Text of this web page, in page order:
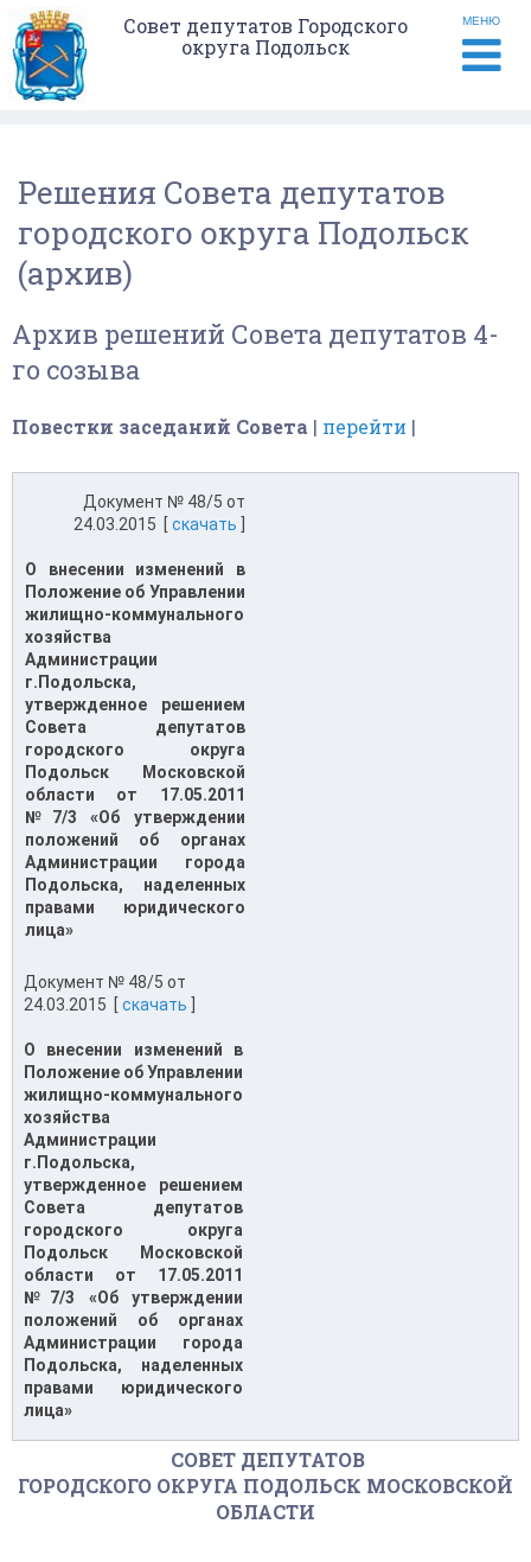
Совет депутатов Городского
округа Подольск
МЕНЮ
Решения Совета депутатов
городского округа Подольск
(архив)
Архив решений Совета депутатов 4-
го созыва
Повестки заседаний Совета | перейти |
Документ № 48/5 от
24.03.2015 [ скачать
О внесении изменений в
Положение об Управлении
жилищно-коммунального
хозяйства
Администрации
г.Подольска,
утвержденное решением
Совета депутатов
городского округа
Подольск Московской
области от 17.05.2011
№7/3 «Об утверждении
положений об органах
Администрации города
Подольска, наделенных
правами юридического
лица»
Документ № 48/5 от
24.03.2015 [ скачать
О внесении изменений в
Положение об Управлении
жилищно-коммунального
хозяйства
Администрации
г.Подольска,
утвержденное решением
Совета депутатов
городского округа
Подольск Московской
области от 17.05.2011
№7/3 «Об утверждении
положений об органах
Администрации города
Подольска, наделенных
правами юридического
лица»
СОВЕТ ДЕПУТАТОВ
ГОРОДСКОГО ОКРУГА ПОДОЛЬСК МОСКОВСКОЙ
ОБЛАСТИ